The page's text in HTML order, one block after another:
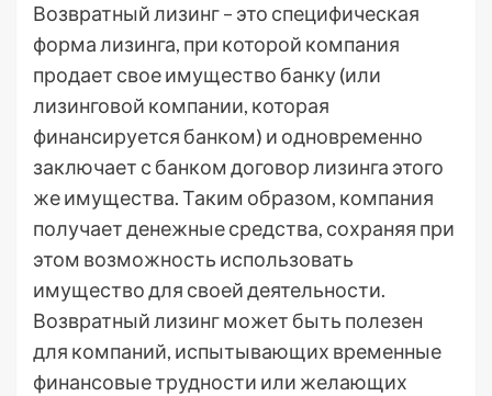
Возвратный лизинг – это специфическая
форма лизинга, при которой компания
продает свое имущество банку (или
лизинговой компании, которая
финансируется банком) и одновременно
заключает с банком договор лизинга этого
же имущества. Таким образом, компания
получает денежные средства, сохраняя при
этом возможность использовать
имущество для своей деятельности.
Возвратный лизинг может быть полезен
для компаний, испытывающих временные
финансовые трудности или желающих